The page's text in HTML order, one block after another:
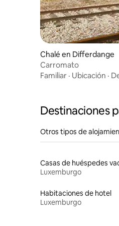
Chalé en Differdange
Carromato
Familiar · Ubicación ·
Destinaciones
Otros tipos de
Luxemburgo
Habitaciones de hotel
Luxemburgo